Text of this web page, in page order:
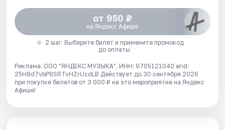
от 950 ₽
на Яндекс Афише
2 шаг. Выберите билет и примените промокод
до оплаты
Реклама. ООО "ЯНДЕКС МУЗЫКА", ИНН: 9705121040 erid:
25H8d7vbP8SRTvHZrUcdLB Действует до 30 сентября 2026
при покупке билетов от 3 000 ₽ на это мероприятие на Яндекс
Афише!